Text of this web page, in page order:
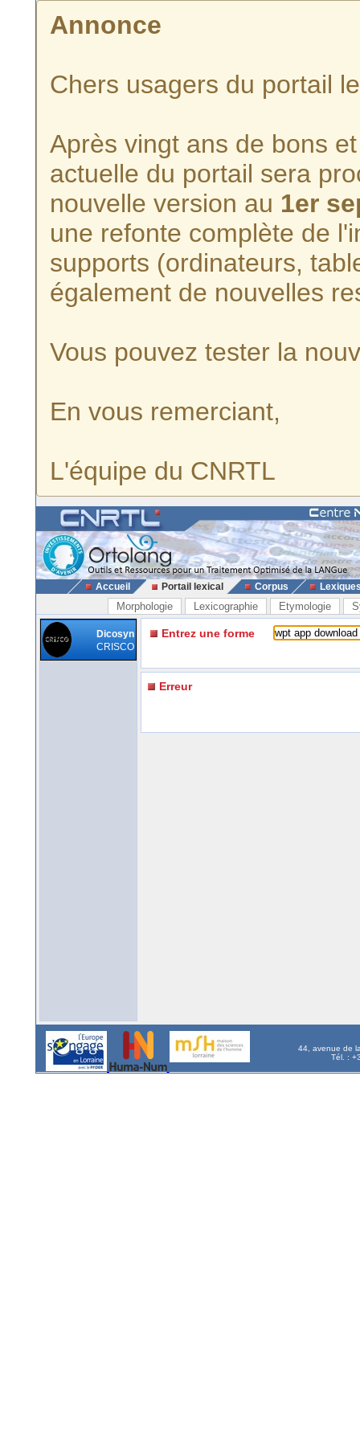
Annonce
Chers usagers du portail
Après vingt ans de bons
actuelle du portail sera
nouvelle version au 1er
une refonte complète de
supports (ordinateurs,
également de nouvelles
Vous pouvez tester la
En vous remerciant,
L'équipe du CNRTL
Accueil Portail lexical Corpus
Morphologie Lexicographie Etymologie
Dicosyn
CRISCO
Entrez une forme
Erreur
44, avenue de
Tél. :